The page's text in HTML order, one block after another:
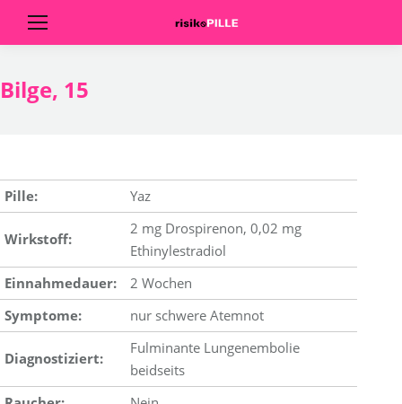
Bilge, 15
Pille: Yaz
Wirkstoff:
2 mg Drospirenon, 0,02 mg
Ethinylestradiol
Einnahmedauer:
2 Wochen
Symptome:
nur schwere Atemnot
Diagnostiziert:
Fulminante Lungenembolie
beidseits